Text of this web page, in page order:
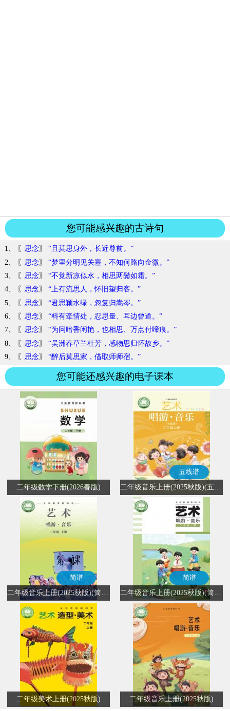
您可能感兴趣的古诗句
1、 〖 思念〗 “且莫思身外，长近尊前。”
2、 〖 思念〗 “梦里分明见关塞，不知何路向金微。”
3、 〖 思念〗 “不觉新凉似水，相思两鬓如霜。”
4、 〖 思念〗 “上有流思人，怀旧望归客。”
5、 〖 思念〗 “君思颍水绿，忽复归嵩岑。”
6、 〖 思念〗 “料有牵情处，忍思量、耳边曾道。”
7、 〖 思念〗 “为问暗香闲艳，也相思、万点付啼痕。”
8、 〖 思念〗 “吴洲春草兰杜芳，感物思归怀故乡。”
9、 〖 思念〗 “醉后莫思家，借取师师宿。”
您可能还感兴趣的电子课本
二年级数学下册(2026春版)
五线谱
简谱
二年级音乐上册(2025秋版)(简谱)
简谱
二年级音乐上册(2025秋版)(简谱)
二年级美术上册(2025秋版) 二年级音乐上册(2025秋版)